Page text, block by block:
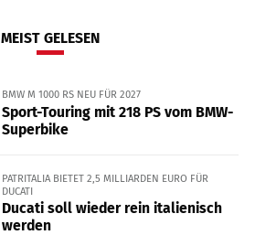
MEIST GELESEN
BMW M 1000 RS NEU FÜR 2027
Sport-Touring mit 218 PS vom BMW-
Superbike
PATRITALIA BIETET 2,5 MILLIARDEN EURO FÜR
DUCATI
Ducati soll wieder rein italienisch
werden